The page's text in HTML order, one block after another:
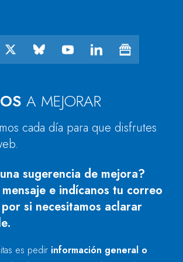
A MEJORAR
cada día para que disfrutes
sugerencia de mejora?
e indícanos tu correo
si necesitamos aclarar
es pedir información general o